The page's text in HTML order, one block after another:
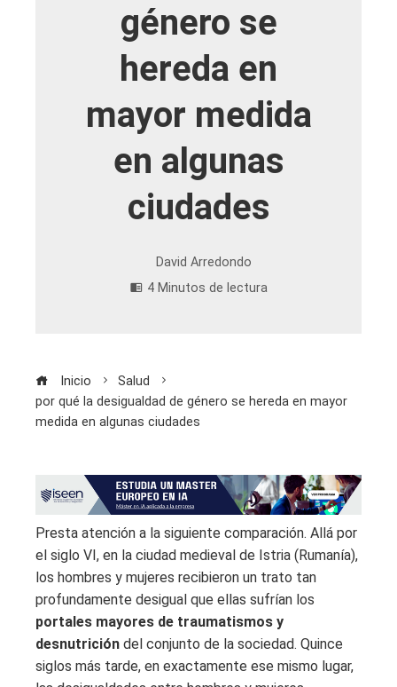
género se
hereda en
mayor medida
en algunas
ciudades
David Arredondo
4 Minutos de lectura
Inicio
Salud
por qué la desigualdad de género se hereda en mayor
medida en algunas ciudades
Presta atención a la siguiente comparación. Allá por
el siglo VI, en la ciudad medieval de Istria (Rumanía),
los hombres y mujeres recibieron un trato tan
profundamente desigual que ellas sufrían los
portales mayores de traumatismos y
desnutrición del conjunto de la sociedad. Quince
siglos más tarde, en exactamente ese mismo lugar,